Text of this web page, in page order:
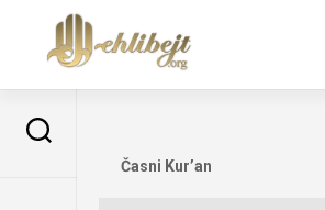
Časni Kur’an